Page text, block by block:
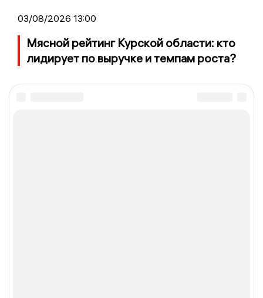
03/08/2026 13:00
Мясной рейтинг Курской области: кто
лидирует по выручке и темпам роста?